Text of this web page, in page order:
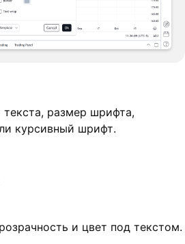
размер шрифта,
курсивный шрифт.
и цвет под текстом.